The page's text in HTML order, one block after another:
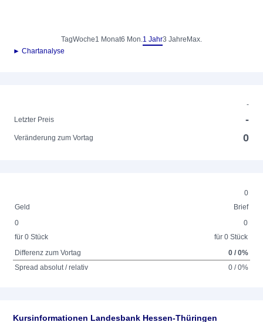
TagWoche1 Monat6 Mon.1 Jahr3 Jahre Max.
► Chartanalyse
-
Letzter Preis
-
Veränderung zum Vortag 0
0
Geld
Brief
0
für 0 Stück
0
für 0 Stück
Differenz zum Vortag
0 / 0%
Spread absolut / relativ
0 / 0%
Kursinformationen Landesbank Hessen-Thüringen